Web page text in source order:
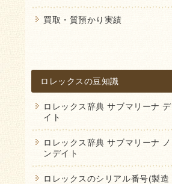
買取・質預かり実績
ロレックスの豆知識
ロレックス辞典 サブマリーナ デ
イト
ロレックス辞典 サブマリーナ ノ
ンデイト
ロレックスのシリアル番号(製造